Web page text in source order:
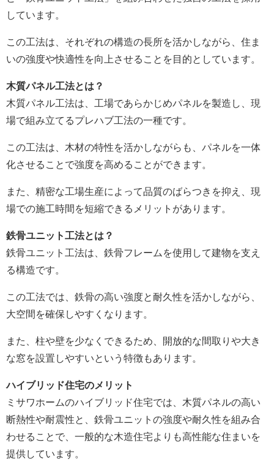
しています。
この工法は、それぞれの構造の長所を活かしながら、住ま
いの強度や快適性を向上させることを目的としています。
木質パネル工法とは？
木質パネル工法は、工場であらかじめパネルを製造し、現
場で組み立てるプレハブ工法の一種です。
この工法は、木材の特性を活かしながらも、パネルを一体
化させることで強度を高めることができます。
また、精密な工場生産によって品質のばらつきを抑え、現
場での施工時間を短縮できるメリットがあります。
鉄骨ユニット工法とは？
鉄骨ユニット工法は、鉄骨フレームを使用して建物を支え
る構造です。
この工法では、鉄骨の高い強度と耐久性を活かしながら、
大空間を確保しやすくなります。
また、柱や壁を少なくできるため、開放的な間取りや大き
な窓を設置しやすいという特徴もあります。
ハイブリッド住宅のメリット
ミサワホームのハイブリッド住宅では、木質パネルの高い
断熱性や耐震性と、鉄骨ユニットの強度や耐久性を組み合
わせることで、一般的な木造住宅よりも高性能な住まいを
提供しています。